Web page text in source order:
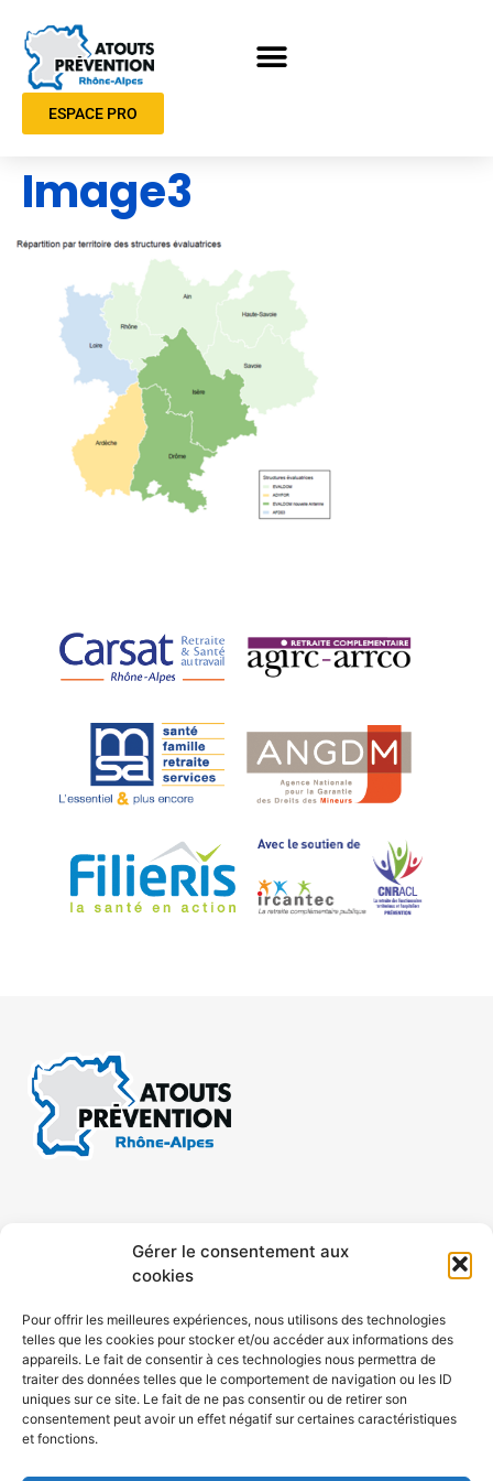
Gérer le consentement aux
cookies
Pour offrir les meilleures expériences, nous utilisons des technologies
telles que les cookies pour stocker et/ou accéder aux informations des
appareils. Le fait de consentir à ces technologies nous permettra de
traiter des données telles que le comportement de navigation ou les ID
uniques sur ce site. Le fait de ne pas consentir ou de retirer son
consentement peut avoir un effet négatif sur certaines caractéristiques
et fonctions.
ESPACE PRO
Image3
CONTACT MENTIONS LÉGALES
ACCESSIBILITÉ
POLITIQUE DE COOKIES (UE)